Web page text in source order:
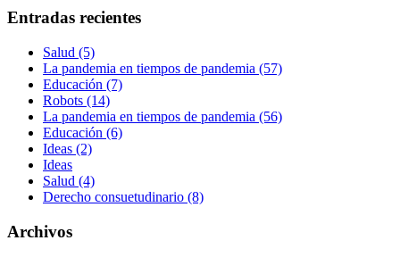
Entradas recientes
Salud (5)
La pandemia en tiempos de pandemia (57)
Educación (7)
Robots (14)
La pandemia en tiempos de pandemia (56)
Educación (6)
Ideas (2)
Ideas
Salud (4)
Derecho consuetudinario (8)
Archivos